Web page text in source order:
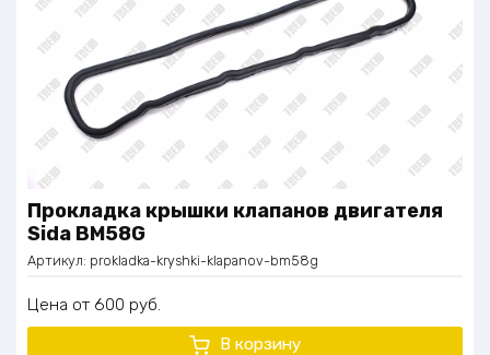
Прокладка крышки клапанов двигателя
Sida BM58G
Артикул: prokladka-kryshki-klapanov-bm58g
Цена 600 руб.
В корзину